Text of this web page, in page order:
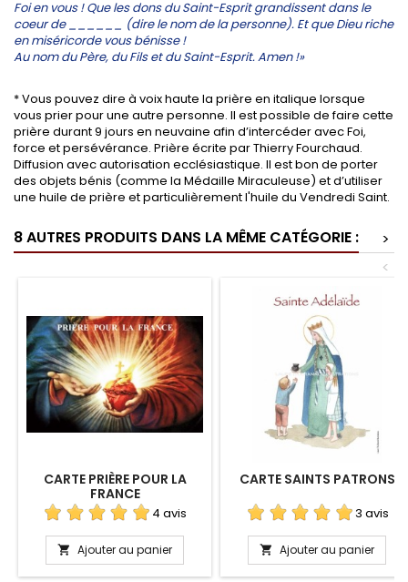
Foi en vous ! Que les dons du Saint-Esprit grandissent dans le
coeur de ______ (dire le nom de la personne). Et que Dieu riche
en miséricorde vous bénisse !
Au nom du Père, du Fils et du Saint-Esprit. Amen !»
* Vous pouvez dire à voix haute la prière en italique lorsque
vous prier pour une autre personne. Il est possible de faire cette
prière durant 9 jours en neuvaine afin d’intercéder avec Foi,
force et persévérance. Prière écrite par Thierry Fourchaud.
Diffusion avec autorisation ecclésiastique. Il est bon de porter
des objets bénis (comme la Médaille Miraculeuse) et d’utiliser
une huile de prière et particulièrement l'huile du Vendredi Saint.
8 AUTRES PRODUITS DANS LA MÊME CATÉGORIE :
>
<
CARTE PRIÈRE POUR LA
FRANCE
4 avis
 Ajouter au panier
CARTE SAINTS PATRONS
3 avis
 Ajouter au panier